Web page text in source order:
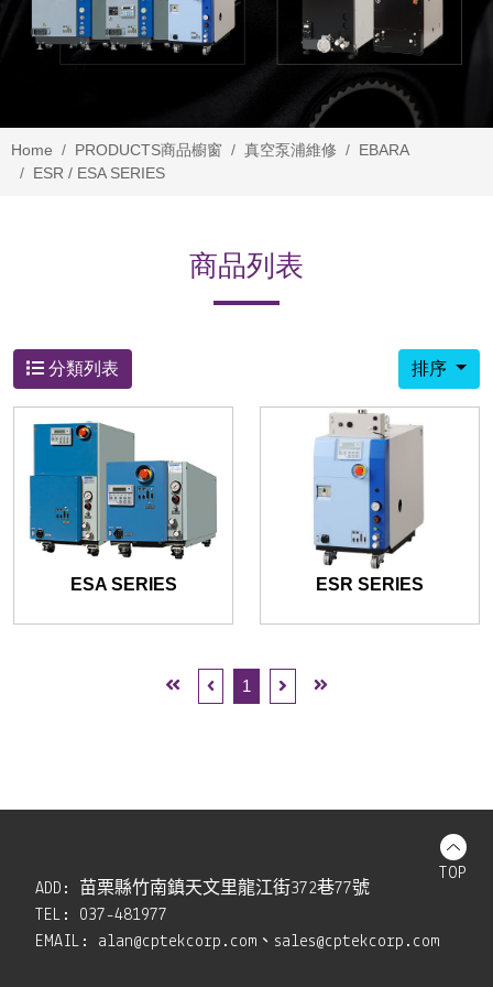
Home PRODUCTS商品櫥窗 真空泵浦維修
EBARA
ESR / ESA SERIES
商品列表
分類列表 排序
ESA SERIES ESR SERIES
1
ADD:
苗栗縣竹南鎮天文里龍江街372巷77號
TEL: 037-481977
EMAIL: alan@cptekcorp.com、sales@cptekcorp.com
TOP